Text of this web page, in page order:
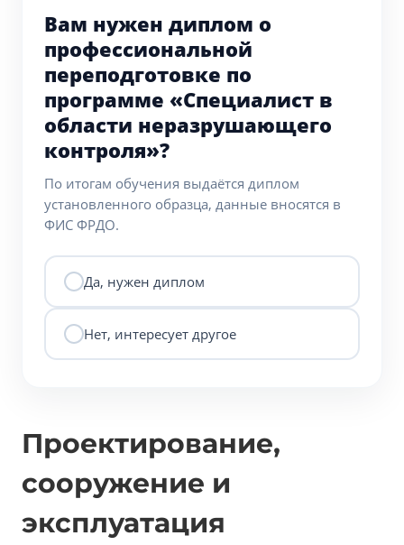
Вам нужен диплом о
профессиональной
переподготовке по
программе «Специалист в
области неразрушающего
контроля»?
По итогам обучения выдаётся диплом
установленного образца, данные вносятся в
ФИС ФРДО.
Да, нужен диплом
Нет, интересует другое
Проектирование,
сооружение и
эксплуатация